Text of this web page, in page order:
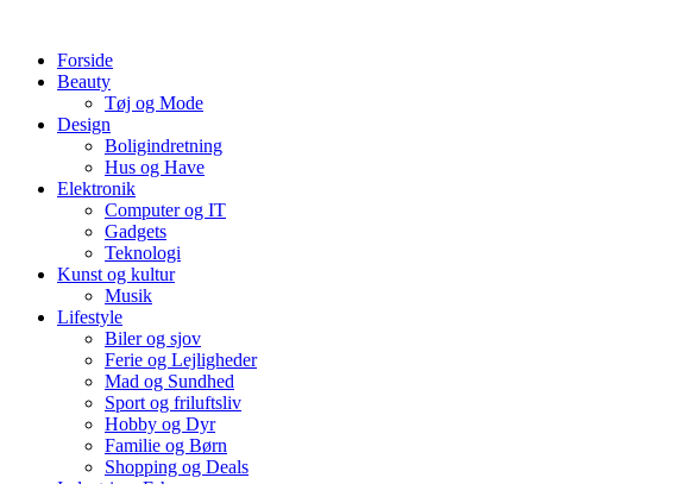
indholdForside
Beauty
Tøj og Mode
Design
Boligindretning
Hus og Have
Elektronik
Computer og IT
Gadgets
Teknologi
Kunst og kultur
Musik
Lifestyle
Biler og sjov
Ferie og Lejligheder
Mad og Sundhed
Sport og friluftsliv
Hobby og Dyr
Familie og Børn
Shopping og Deals